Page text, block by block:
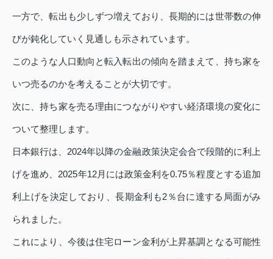
一方で、転出も少しずつ増えており、長期的には世帯数の伸
びが鈍化していく見通しも示されています。
このような人口動向と転入転出の傾向を踏まえて、持ち家を
いつ売るのかを考えることが大切です。
次に、持ち家を売る理由につながりやすい経済環境の変化に
ついて整理します。
日本銀行は、2024年以降の金融政策決定会合で段階的に利上
げを進め、2025年12月には政策金利を0.75％程度とする追加
利上げを決定しており、長期金利も2％台に達する局面がみ
られました。
これにより、今後は住宅ローン金利が上昇基調となる可能性